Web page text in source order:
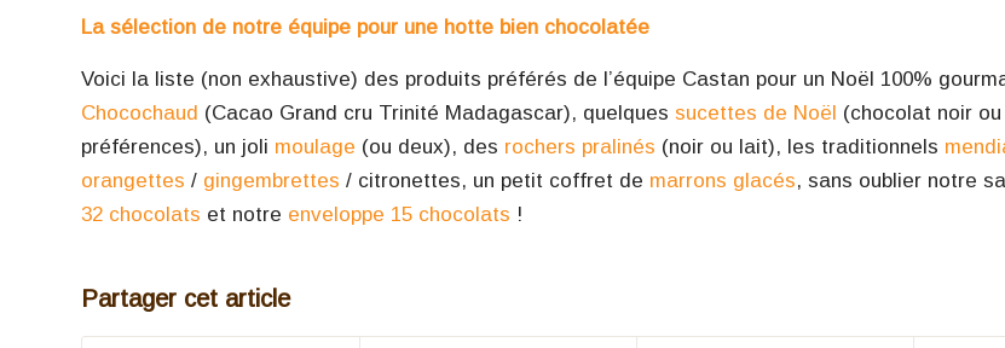
La sélection de notre équipe pour une hotte bien chocolatée
Voici la liste (non exhaustive) des produits préférés de l’équipe Castan pour un Noël 100%
Chocochaud (Cacao Grand cru Trinité Madagascar), quelques sucettes de Noël (chocolat noir
préférences), un joli moulage (ou deux), des rochers pralinés (noir ou lait), les traditionnels
orangettes / gingembrettes / citronettes, un petit coffret de marrons glacés, sans oublier notre
32 chocolats et notre enveloppe 15 chocolats !
Partager cet article